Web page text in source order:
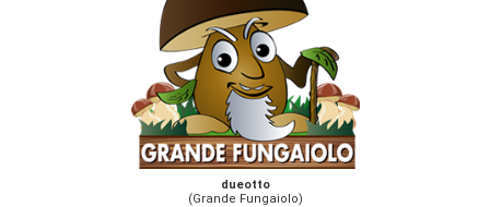
dueotto
(Grande Fungaiolo)